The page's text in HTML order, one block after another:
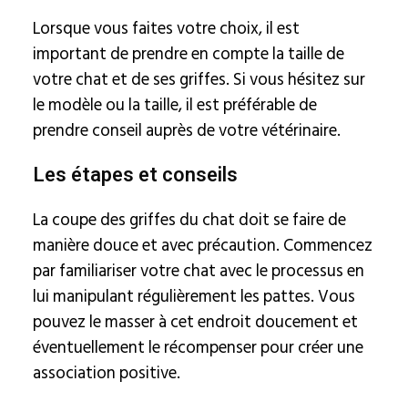
Lorsque vous faites votre choix, il est
important de prendre en compte la taille de
votre chat et de ses griffes. Si vous hésitez sur
le modèle ou la taille, il est préférable de
prendre conseil auprès de votre vétérinaire.
Les étapes et conseils
La coupe des griffes du chat doit se faire de
manière douce et avec précaution. Commencez
par familiariser votre chat avec le processus en
lui manipulant régulièrement les pattes. Vous
pouvez le masser à cet endroit doucement et
éventuellement le récompenser pour créer une
association positive.